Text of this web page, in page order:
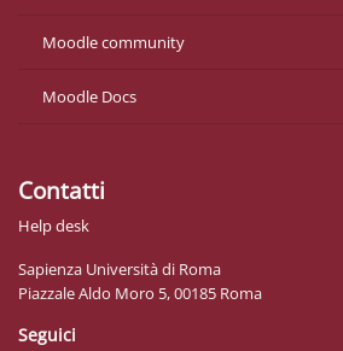
Moodle community
Moodle Docs
Contatti
Help desk
Sapienza Università di Roma
Piazzale Aldo Moro 5, 00185 Roma
Seguici